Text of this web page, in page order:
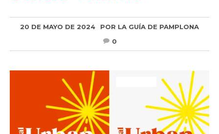
20 DE MAYO DE 2024 POR LA GUÍA DE PAMPLONA
0